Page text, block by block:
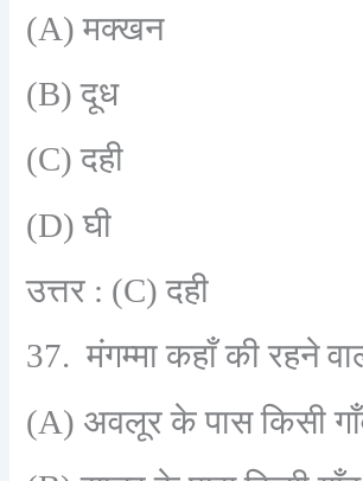
(A)मक्खन
(B)दूध
(C)दही
(D)घी
उत्तर : (C)दही
37.मंगम्मा कहाँ की रहने
(A) अवलूर के पास किसी